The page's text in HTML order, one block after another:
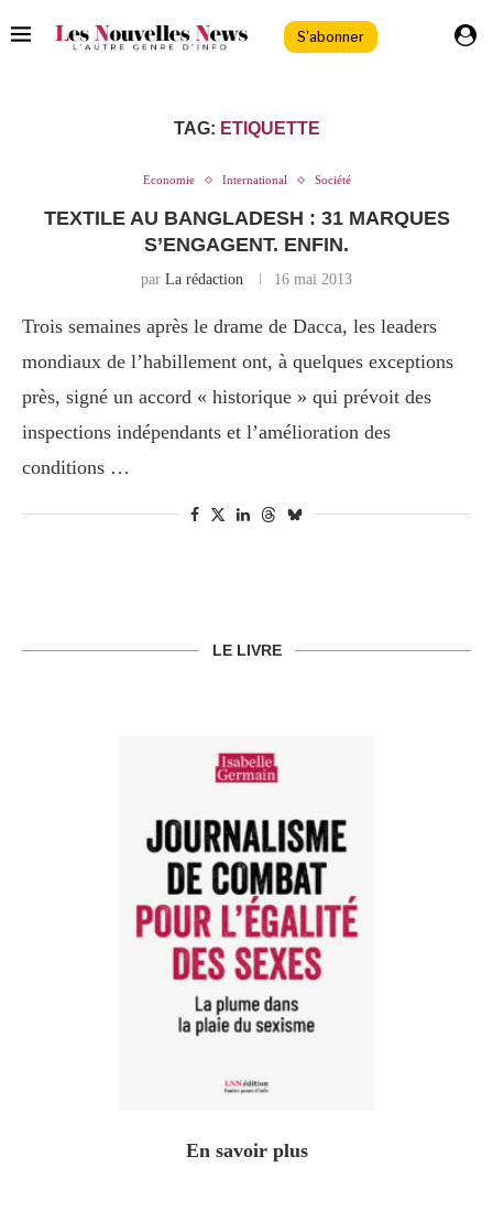
S'abonner
TAG: ETIQUETTE
Economie International Société
TEXTILE AU BANGLADESH : 31 MARQUES
S’ENGAGENT. ENFIN.
par La rédaction 16 mai 2013
Trois semaines après le drame de Dacca, les leaders
mondiaux de l’habillement ont, à quelques exceptions
près, signé un accord « historique » qui prévoit des
inspections indépendants et l’amélioration des
conditions …
LE LIVRE
En savoir plus